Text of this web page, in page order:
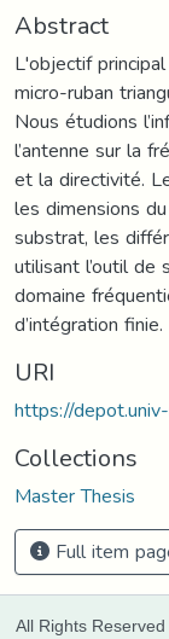
Abstract
L'objectif
micro-ruban
Nous étudions
l’antenne sur la
et la directivité.
les dimensions
substrat, les
utilisant l’outil
domaine
d’intégration finie.
URI
https://
Collections
Master Thesis
Full item
All Rights Reserved